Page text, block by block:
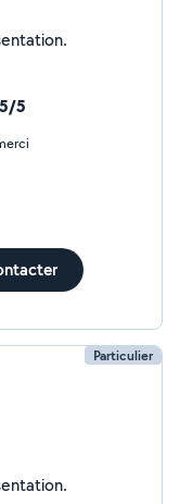
renseigné ma présentation.
5
prend le temps pour expliquer merci
Particulier
renseigné ma présentation.